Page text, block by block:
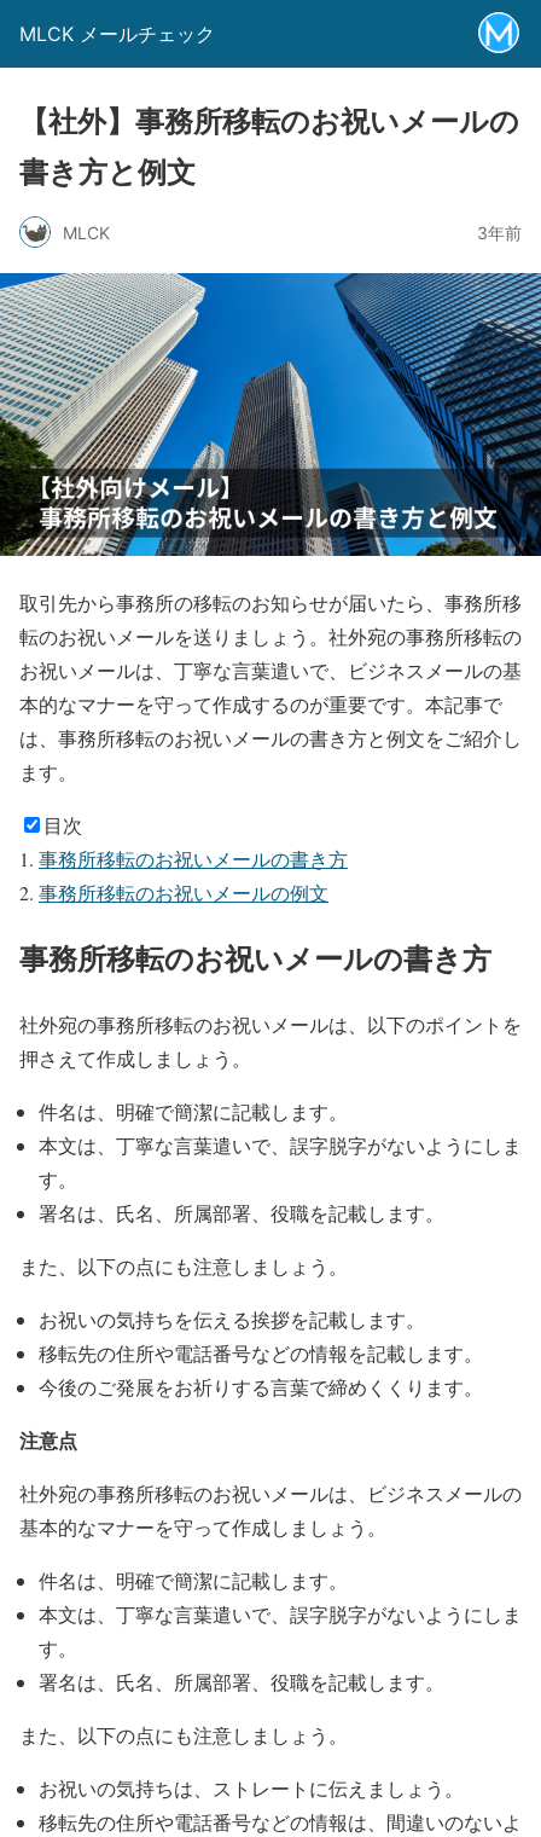
MLCK メールチェック
【社外】事務所移転のお祝いメールの
書き方と例文
MLCK 3年前
取引先から事務所の移転のお知らせが届いたら、事務所移
転のお祝いメールを送りましょう。社外宛の事務所移転の
お祝いメールは、丁寧な言葉遣いで、ビジネスメールの基
本的なマナーを守って作成するのが重要です。本記事で
は、事務所移転のお祝いメールの書き方と例文をご紹介し
ます。
目次
事務所移転のお祝いメールの書き方
事務所移転のお祝いメールの例文
事務所移転のお祝いメールの書き方
社外宛の事務所移転のお祝いメールは、以下のポイントを
押さえて作成しましょう。
件名は、明確で簡潔に記載します。
本文は、丁寧な言葉遣いで、誤字脱字がないようにしま
す。
署名は、氏名、所属部署、役職を記載します。
また、以下の点にも注意しましょう。
お祝いの気持ちを伝える挨拶を記載します。
移転先の住所や電話番号などの情報を記載します。
今後のご発展をお祈りする言葉で締めくくります。
注意点
社外宛の事務所移転のお祝いメールは、ビジネスメールの
基本的なマナーを守って作成しましょう。
件名は、明確で簡潔に記載します。
本文は、丁寧な言葉遣いで、誤字脱字がないようにしま
す。
署名は、氏名、所属部署、役職を記載します。
また、以下の点にも注意しましょう。
お祝いの気持ちは、ストレートに伝えましょう。
移転先の住所や電話番号などの情報は、間違いのないよ